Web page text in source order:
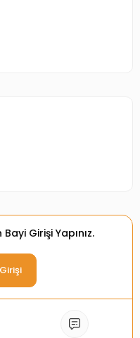
Girişi Yapınız.